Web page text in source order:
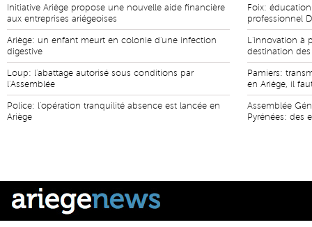
Initiative Ariège propose une nouvelle aide financière
aux entreprises ariégeoises
Ariège: un enfant meurt en colonie d'une infection
digestive
Loup: l'abattage autorisé sous conditions par
l'Assemblée
Police: l'opération tranquilité absence est lancée en
Ariège
Foix:
professionnel
L'innovation à
destination des
Pamiers:
en Ariège, il
Assemblée
Pyrénées: des